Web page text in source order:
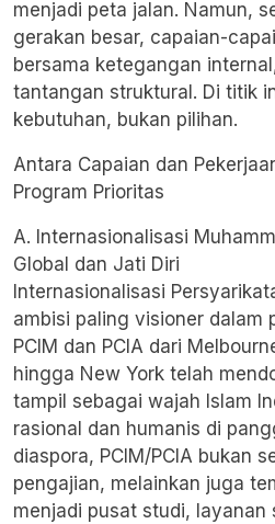
menjadi peta jalan. Namun,
gerakan besar, capaian-
bersama ketegangan
tantangan struktural. Di titik
kebutuhan, bukan pilihan.
Antara Capaian dan
Program Prioritas
A. Internasionalisasi
Global dan Jati Diri
Internasionalisasi
ambisi paling visioner dalam
PCIM dan PCIA dari
hingga New York telah
tampil sebagai wajah Islam
rasional dan humanis di
diaspora, PCIM/PCIA bukan
pengajian, melainkan juga
menjadi pusat studi, layanan